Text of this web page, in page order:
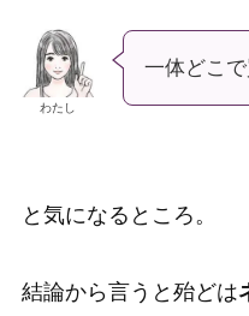
わたし
一体どこ
と気になるところ。
結論から言うと殆どは